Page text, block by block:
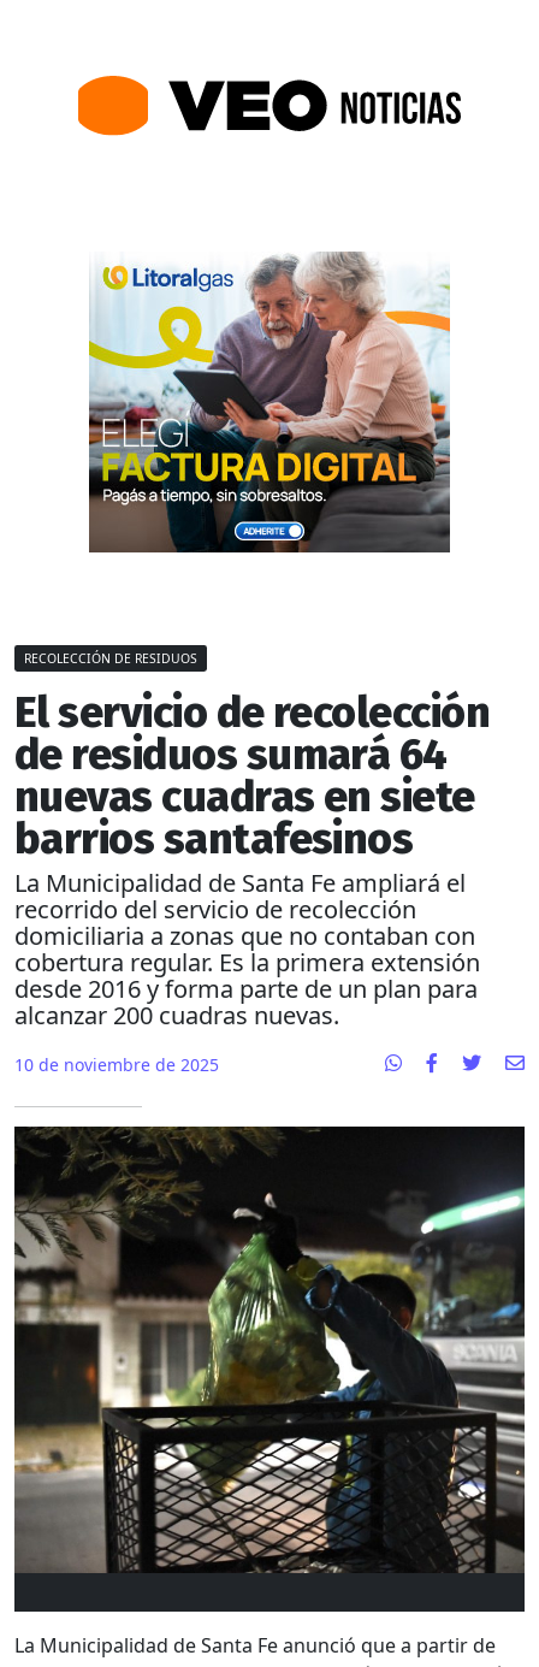
RECOLECCIÓN DE RESIDUOS
El servicio de recolección
de residuos sumará 64
nuevas cuadras en siete
barrios santafesinos
La Municipalidad de Santa Fe ampliará el
recorrido del servicio de recolección
domiciliaria a zonas que no contaban con
cobertura regular. Es la primera extensión
desde 2016 y forma parte de un plan para
alcanzar 200 cuadras nuevas.
10 de noviembre de 2025
La Municipalidad de Santa Fe anunció que a partir de